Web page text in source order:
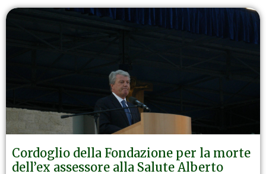
Cordoglio della Fondazione per la morte
dell’ex assessore alla Salute Alberto